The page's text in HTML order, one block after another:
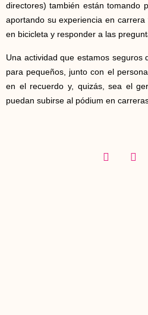
directores) también están tomando
aportando su experiencia en
en bicicleta y responder a las
Una actividad que estamos seguros
para pequeños, junto con el
en el recuerdo y, quizás, sea el
puedan subirse al pódium en